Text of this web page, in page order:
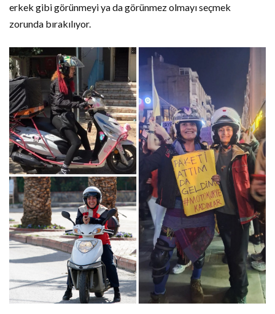
erkek gibi görünmeyi ya da görünmez olmayı seçmek
zorunda bırakılıyor.